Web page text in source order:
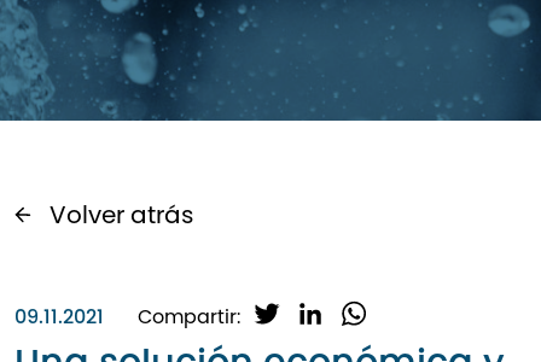
Volver atrás
09.11.2021 Compartir: